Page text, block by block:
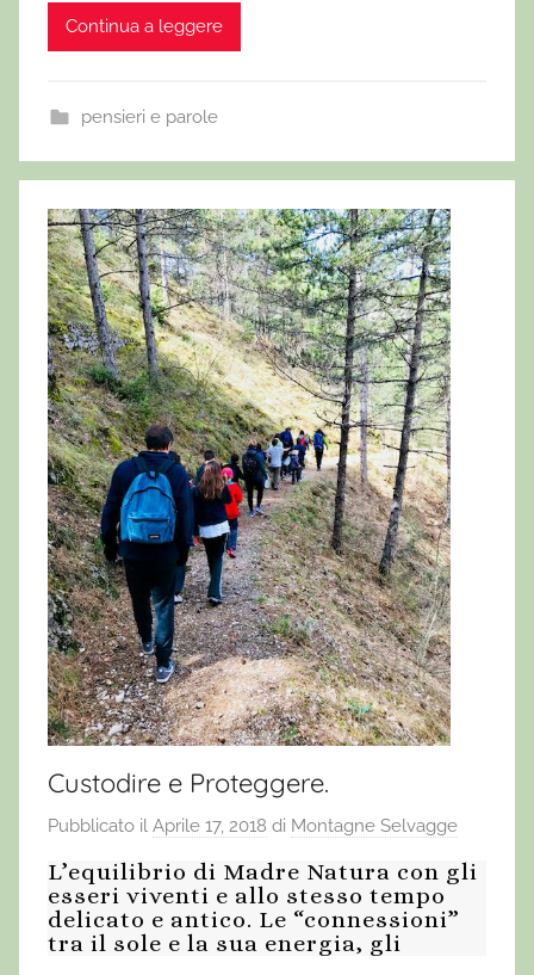
Continua a leggere
pensieri e parole
Custodire e Proteggere.
Pubblicato il Aprile 17, 2018 di Montagne Selvagge
L’equilibrio di Madre Natura con gli
esseri viventi e allo stesso tempo
delicato e antico. Le “connessioni”
tra il sole e la sua energia, gli